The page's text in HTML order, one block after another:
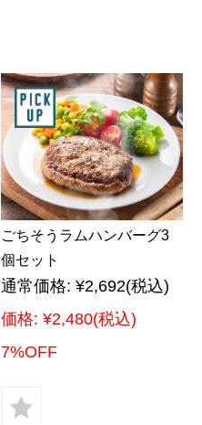
ごちそうラムハンバーグ3
個セット
通常価格: ¥2,692(税込)
価格: ¥2,480(税込)
7%OFF